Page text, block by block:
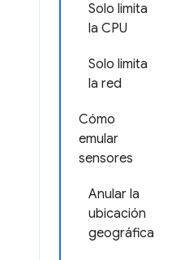
Solo limita
la CPU
Solo limita
la red
Cómo
emular
sensores
Anular la
ubicación
geográfica